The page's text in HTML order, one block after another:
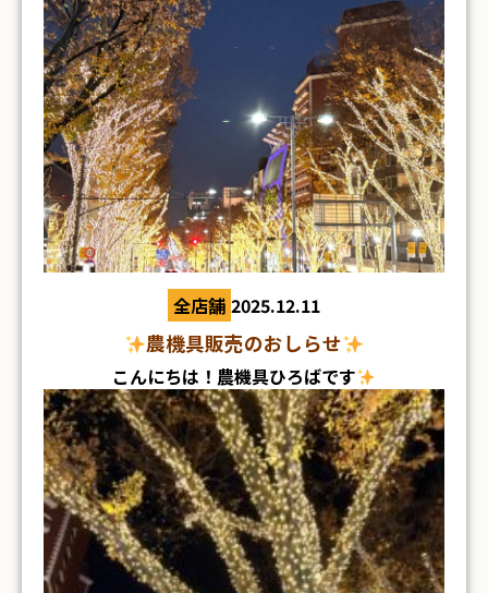
岩手県雫石町では、すでに銀世界が広がっていま
す！
農機具ひろばは、 2025年12月27日(土)～2026年1
月4日(日)まで お休みとなります。 ご了承ください
ますよう、宜しくお願い致します
上記休業日中
の対応はできませんが、もちろん 問い合わせフォ
ーム＆公式LINEより、お問い合わせは承っており
ます！ （年明けより、順次返信対応させていただ
きます！） ↓↓ 下記よりお問い合わせお待ちし
ております
↓↓メールでお問い合わせ公
式LINEからお問い合わせ⇩QRコードからも友
全店舗 2025.12.11
農機具販売のおしらせ
こんにちは！農機具ひろばです